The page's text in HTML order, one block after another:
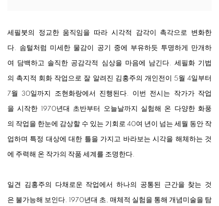
세필붓의 정교한 움직임을 따라 시각적 감각이 촉각으로 변화한
다. 솜털처럼 미세한 물감이 공기 중에 부유하듯 투명하게 만개하
여 담백하고 솔직한 공감각적 심상을 마음에 남긴다. 세필화 기법
의 촉지적 회화 작업으로 잘 알려진 김홍주의 개인전이 5월 4일부터
7월 30일까지 조현화랑에서 진행된다. 이번 전시는 작가가 작업
을 시작한 1970년대 초반부터 오늘날까지 실험해 온 다양한 화풍
의 작업을 한눈에 감상할 수 있는 기회로 40여 년이 넘는 세월 동안 작
업하며 특정 대상에 대한 틀을 가지고 바라보는 시각을 해체하는 것
에 주력해 온 작가의 작품 세계를 조명한다.
일견 김홍주의 다채로운 작업에서 하나의 공통된 근간을 찾는 것
은 불가능해 보인다. 1970년대 초, 매체적 실험을 통해 개념미술을 탐